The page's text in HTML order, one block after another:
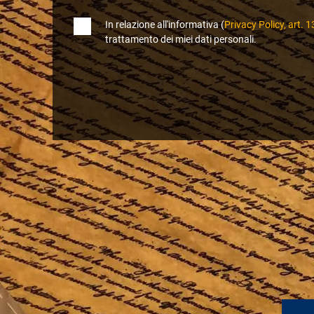
In relazione all'informativa (Privacy Policy, art.
trattamento dei miei dati personali.